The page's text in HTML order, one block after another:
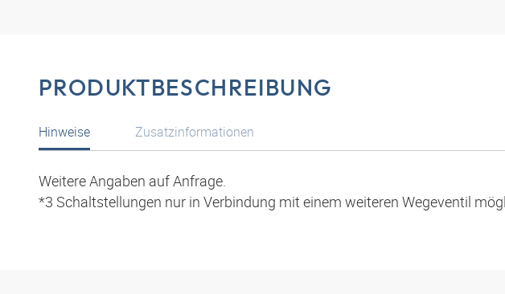
PRODUKTBESCHREIBUNG
Hinweise
Weitere Angaben auf Anfrage.
*3 Schaltstellungen nur in Verbindung mit einem weiteren Wegeventil
Zusatzinformationen